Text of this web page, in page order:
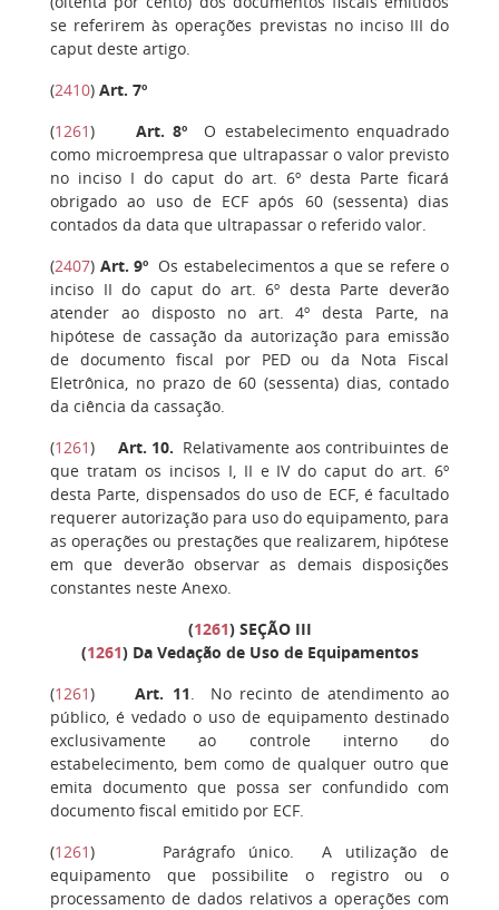
se referirem às operações previstas no inciso III do
caput deste artigo.
(2410) Art. 7º
(1261) Art. 8º
O estabelecimento enquadrado
como microempresa que ultrapassar o valor previsto
no inciso I do caput do art. 6º desta Parte ficará
obrigado ao uso de ECF após 60 (sessenta) dias
contados da data que ultrapassar o referido valor.
(2407) Art. 9º Os estabelecimentos a que se refere o
inciso II do caput do art. 6º desta Parte deverão
atender ao disposto no art. 4º desta Parte, na
hipótese de cassação da autorização para emissão
de documento fiscal por PED ou da Nota Fiscal
Eletrônica, no prazo de 60 (sessenta) dias, contado
da ciência da cassação.
(1261) Art. 10. Relativamente aos contribuintes de
que tratam os incisos I, II e IV do caput do art. 6º
desta Parte, dispensados do uso de ECF, é facultado
requerer autorização para uso do equipamento, para
as operações ou prestações que realizarem, hipótese
em que deverão observar as demais disposições
constantes neste Anexo.
(1261) SEÇÃO III
(1261) Da Vedação de Uso de Equipamentos
(1261)Art. 11. No recinto de atendimento ao
público, é vedado o uso de equipamento destinado
exclusivamente ao controle interno do
estabelecimento, bem como de qualquer outro que
emita documento que possa ser confundido com
documento fiscal emitido por ECF.
(1261) Parágrafo único.
A utilização de
equipamento que possibilite o registro ou o
processamento de dados relativos a operações com